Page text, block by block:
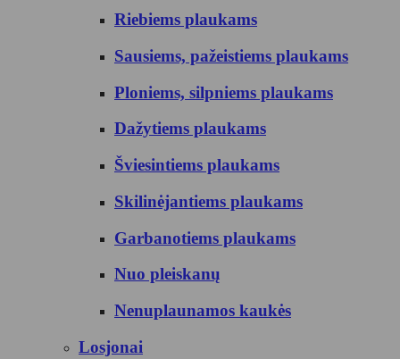
Riebiems plaukams
Sausiems, pažeistiems plaukams
Ploniems, silpniems plaukams
Dažytiems plaukams
Šviesintiems plaukams
Skilinėjantiems plaukams
Garbanotiems plaukams
Nuo pleiskanų
Nenuplaunamos kaukės
Losjonai